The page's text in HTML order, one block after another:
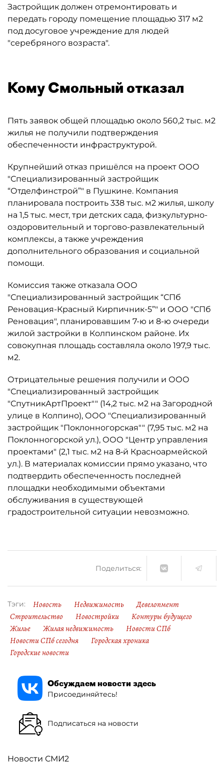
Застройщик должен отремонтировать и
передать городу помещение площадью 317 м2
под досуговое учреждение для людей
"серебряного возраста".
Кому Смольный отказал
Пять заявок общей площадью около 560,2 тыс. м2
жилья не получили подтверждения
обеспеченности инфраструктурой.
Крупнейший отказ пришёлся на проект ООО
"Специализированный застройщик
“Отделфинстрой”" в Пушкине. Компания
планировала построить 338 тыс. м2 жилья, школу
на 1,5 тыс. мест, три детских сада, физкультурно-
оздоровительный и торгово-развлекательный
комплексы, а также учреждения
дополнительного образования и социальной
помощи.
Комиссия также отказала ООО
"Специализированный застройщик “СПб
Реновация-Красный Кирпичник-5”" и ООО "СПб
Реновация", планировавшим 7-ю и 8-ю очереди
жилой застройки в Колпинском районе. Их
совокупная площадь составляла около 197,9 тыс.
м2.
Отрицательные решения получили и ООО
"Специализированный застройщик
"СпутникАртПроект"" (14,2 тыс. м2 на Загородной
улице в Колпино), ООО "Специализированный
застройщик "Поклонногорская"" (7,95 тыс. м2 на
Поклонногорской ул.), ООО "Центр управления
проектами" (2,1 тыс. м2 на 8‑й Красноармейской
ул.). В материалах комиссии прямо указано, что
подтвердить обеспеченность последней
площадки необходимыми объектами
обслуживания в существующей
градостроительной ситуации невозможно.
Поделиться:
Тэги: Новость Недвижимость
Девелопмент
Строительство
Новостройки
Контуры будущего
Жилье
Жилая недвижимость
Новости СПб
Новости СПб сегодня
Городская хроника
Городские новости
Обсуждаем новости здесь
Присоединяйтесь!
Подписаться на новости
Новости СМИ2